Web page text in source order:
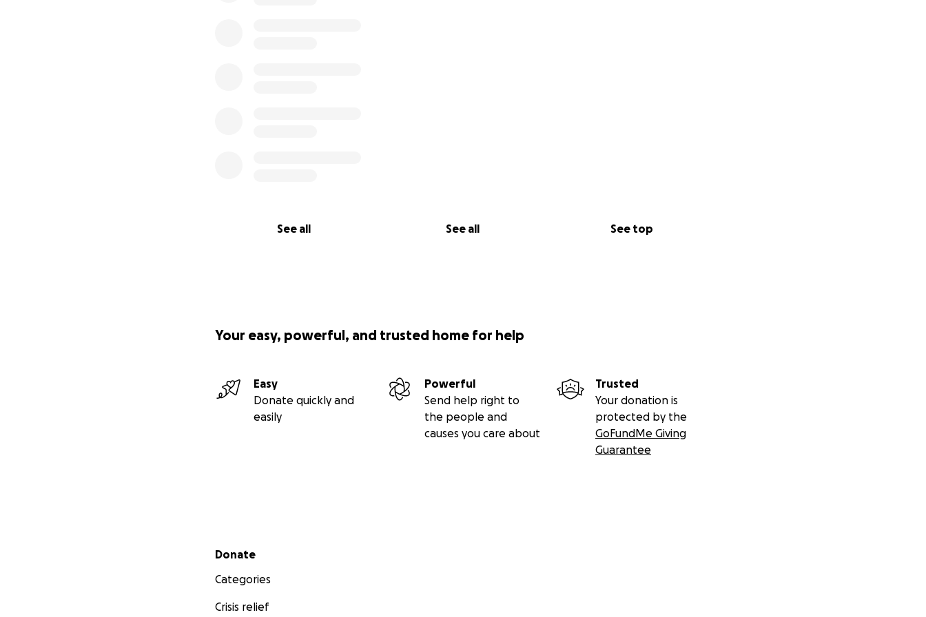
See all See all See top
diensten komt ten goede aan zaken als personeel, aangepaste (spel)materialen, onderhoud
en activiteiten met de groep. Kleinschaligheid, persoonlijkheid en huiselijkheid zijn belangrijk
‘buren’; de buren die naar je omkijken en zorg bieden wanneer het je niet in je eentje lukt. Bij
de Naobere proberen we mensen een fijne plek te geven waarin iedereen tot zijn/haar recht
komt, mag bloeien, iets bij kan dragen en om de zorg van ouders/verzorgers thuis te
Your easy, powerful, and trusted home for help
Easy
Donate quickly and
easily
Powerful
Send help right to
the people and
causes you care about
Trusted
Your donation is
protected by the
GoFundMe Giving
Guarantee
Secondary menu
Donate
Categories
Crisis relief